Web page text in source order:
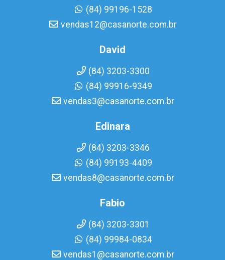
(84) 99196-1528
vendas12@casanorte.com.br
David
(84) 3203-3300
(84) 99916-9349
vendas3@casanorte.com.br
Edinara
(84) 3203-3346
(84) 99193-4409
vendas8@casanorte.com.br
Fabio
(84) 3203-3301
(84) 99984-0834
vendas1@casanorte.com.br